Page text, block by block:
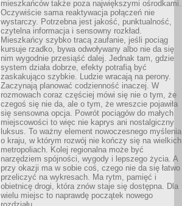
mieszkańców także poza największymi ośrodkami.
Oczywiście sama reaktywacja połączeń nie
wystarczy. Potrzebna jest jakość, punktualność,
czytelna informacja i sensowny rozkład.
Mieszkańcy szybko tracą zaufanie, jeśli pociąg
kursuje rzadko, bywa odwoływany albo nie da się
nim wygodnie przesiąść dalej. Jednak tam, gdzie
system działa dobrze, efekty potrafią być
zaskakująco szybkie. Ludzie wracają na perony.
Zaczynają planować codzienność inaczej. W
rozmowach coraz częściej mówi się nie o tym, że
czegoś się nie da, ale o tym, że wreszcie pojawiła
się sensowna opcja. Powrót pociągów do małych
miejscowości to więc nie kaprys ani nostalgiczny
luksus. To ważny element nowoczesnego myślenia
o kraju, w którym rozwój nie kończy się na wielkich
metropoliach. Kolej regionalna może być
narzędziem spójności, wygody i lepszego życia. A
przy okazji ma w sobie coś, czego nie da się łatwo
przeliczyć na wykresach. Ma rytm, pamięć i
obietnicę drogi, która znów staje się dostępna. Dla
wielu miejsc to naprawdę początek nowego